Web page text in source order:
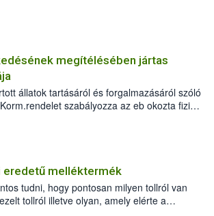
megítélésében jártas
állatok tartásáról és forgalmazásáról szóló
szabályozza az eb okozta fizikai
veszélye keletkezésekor felmerülő
valamint a veszélyes eb tartását és annak
megítélésében jártas szakértőt.
eredetű melléktermék
tudni, hogy pontosan milyen tollról van
tollról illetve olyan, amely elérte a